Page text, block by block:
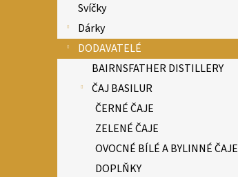
Svíčky
Dárky
DODAVATELÉ
BAIRNSFATHER DISTILLERY
ČAJ BASILUR
ČERNÉ ČAJE
ZELENÉ ČAJE
OVOCNÉ BÍLÉ A BYLINNÉ ČAJE
DOPLŇKY